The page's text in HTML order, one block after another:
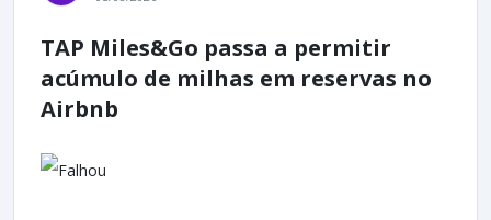
TAP Miles&Go passa a permitir
acúmulo de milhas em reservas no
Airbnb